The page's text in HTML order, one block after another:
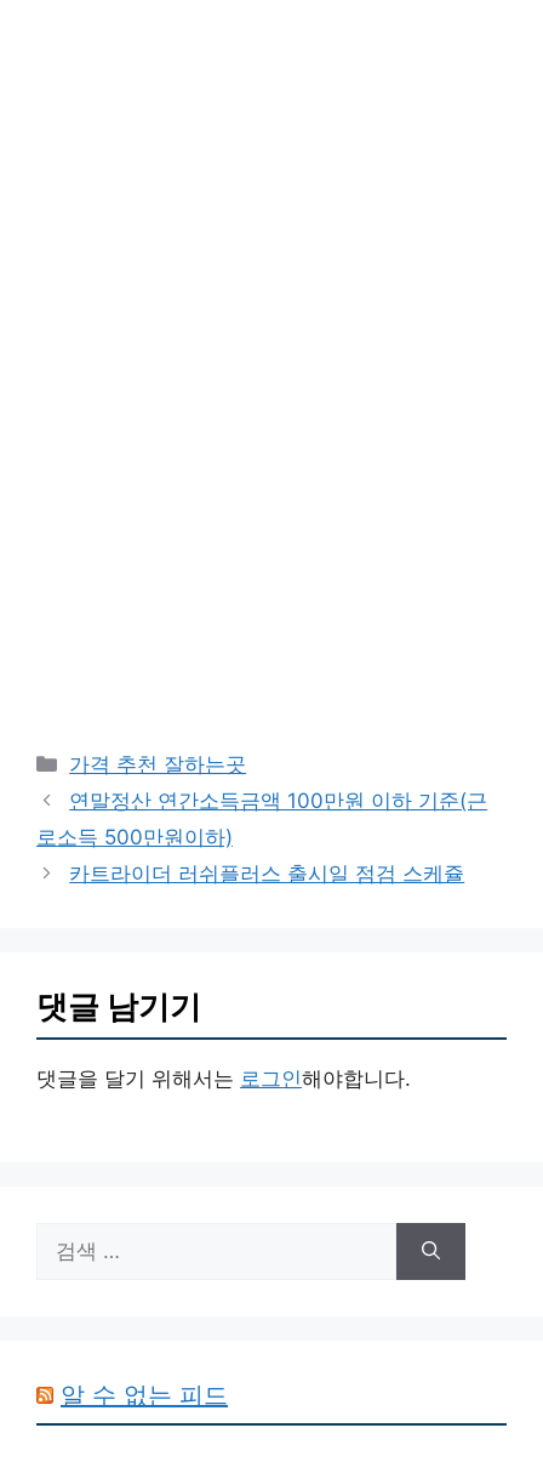
카
테
리
가격 추천 잘하는곳
연말정산 연간소득금액 100만원 이하 기준(근
로소득 500만원이하)
카트라이더 러쉬플러스 출시일 점검 스케쥴
댓글 남기기
댓글을 달기 위해서는 로그인해야합니다.
색:
알 수 없는 피드